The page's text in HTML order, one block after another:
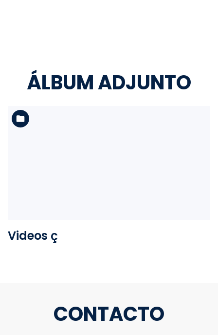
ÁLBUM ADJUNTO
Videos ç
CONTACTO